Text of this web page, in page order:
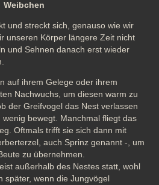
Weibchen
und streckt sich, genauso wie wir
unseren Körper längere Zeit nicht
und Sehnen danach erst wieder
auf ihrem Gelege oder ihrem
Nachwuchs, um diesen warm zu
der Greifvogel das Nest verlassen
bewegt. Manchmal fliegt das
Oftmals trifft sie sich dann mit
auch Sprinz genannt -, um
zu übernehmen.
außerhalb des Nestes statt, wohl
später, wenn die Jungvögel